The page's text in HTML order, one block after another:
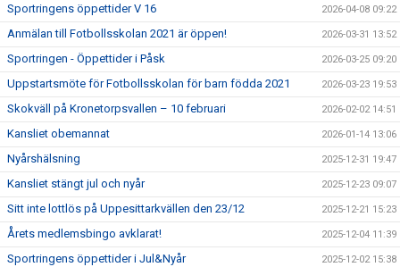
Sportringens öppettider V 16 2026-04-08 09:22
Anmälan till Fotbollsskolan 2021 är öppen! 2026-03-31 13:52
Sportringen - Öppettider i Påsk 2026-03-25 09:20
Uppstartsmöte för Fotbollsskolan för barn födda 2021 2026-03-23 19:53
Skokväll på Kronetorpsvallen – 10 februari 2026-02-02 14:51
Kansliet obemannat 2026-01-14 13:06
Nyårshälsning 2025-12-31 19:47
Kansliet stängt jul och nyår 2025-12-23 09:07
Sitt inte lottlös på Uppesittarkvällen den 23/12 2025-12-21 15:23
Årets medlemsbingo avklarat! 2025-12-04 11:39
Sportringens öppettider i Jul&Nyår 2025-12-02 15:38